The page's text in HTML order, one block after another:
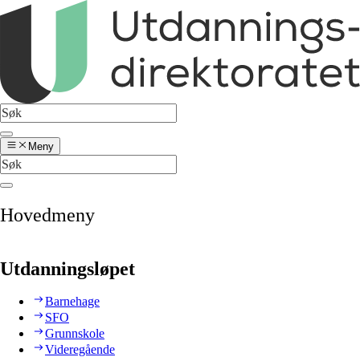
Meny
Hovedmeny
Utdanningsløpet
Barnehage
SFO
Grunnskole
Videregående